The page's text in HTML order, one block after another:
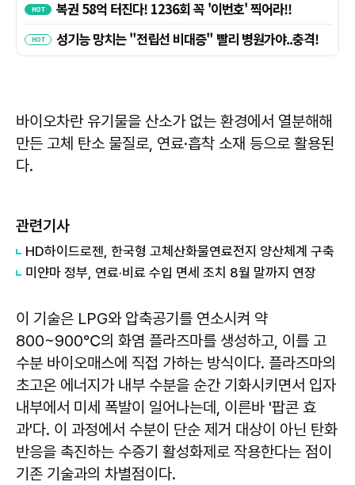
바이오차란 유기물을 산소가 없는 환경에서 열분해해
만든 고체 탄소 물질로, 연료·흡착 소재 등으로 활용된
다.
관련기사
HD하이드로젠, 한국형 고체산화물연료전지 양산체계 구축
미얀마 정부, 연료·비료 수입 면세 조치 8월 말까지 연장
이 기술은 LPG와 압축공기를 연소시켜 약
800~900℃의 화염 플라즈마를 생성하고, 이를 고
수분 바이오매스에 직접 가하는 방식이다. 플라즈마의
초고온 에너지가 내부 수분을 순간 기화시키면서 입자
내부에서 미세 폭발이 일어나는데, 이른바 '팝콘 효
과'다. 이 과정에서 수분이 단순 제거 대상이 아닌 탄화
반응을 촉진하는 수증기 활성화제로 작용한다는 점이
기존 기술과의 차별점이다.